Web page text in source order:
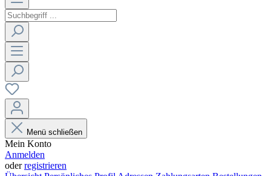
Menü schließen
Mein Konto
Anmelden
oderregistrieren